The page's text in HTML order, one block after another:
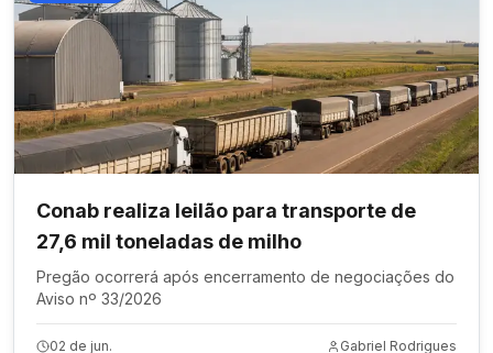
Conab realiza leilão para transporte de
27,6 mil toneladas de milho
Pregão ocorrerá após encerramento de negociações do
Aviso nº 33/2026
02 de jun. Gabriel Rodrigues